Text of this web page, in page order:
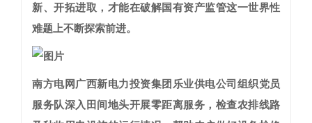
新、开拓进取，才能在破解国有资产监管这一世界性
难题上不断探索前进。
南方电网广西新电力投资集团乐业供电公司组织党员
服务队深入田间地头开展零距离服务，检查农排线路